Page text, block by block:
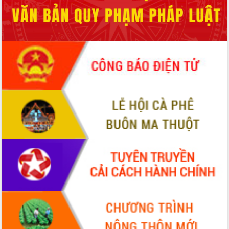
Hội thảo khoa học “Giải pháp thúc đẩy
phát triển nền kinh tế xanh tại tỉnh
Đắk Lắk”
Tăng cường giám sát, đôn đốc thực
hiện nhiệm vụ quản lý tài sản công
hàng tuần
Tháo gỡ những vướng mắc, đẩy mạnh
công tác cải cách thủ tục hành chính
tại Trung tâm Phục vụ hành chính
công tỉnh
Đắk Lắk: Tôn vinh 46 giải pháp tại Hội
thi Sáng tạo Kỹ thuật 2024 - 2025
Đắk Lắk rà soát, điều chỉnh Đề án 190
về phát triển nuôi trồng thủy sản
Phó Chủ tịch UBND tỉnh Đắk Lắk
Trương Công Thái kiểm tra thực địa
Dự án cao tốc Khánh Hòa - Buôn Ma
Định vị cà phê Việt Nam như một “di
sản sống” trong dòng chảy toàn cầu